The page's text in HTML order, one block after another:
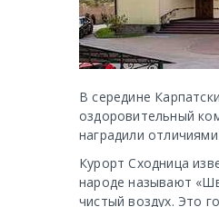
В середине
оздоровительный
наградили
Курорт Сходница
народе называют
чистый воздух. Это